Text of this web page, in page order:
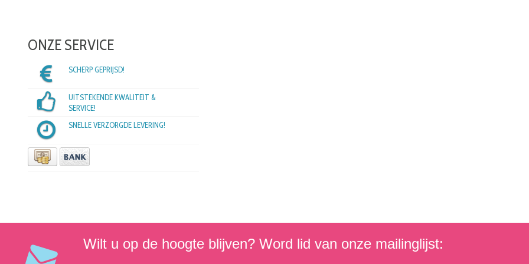
ONZE SERVICE
SCHERP GEPRIJSD!
UITSTEKENDE KWALITEIT &
SERVICE!
SNELLE VERZORGDE LEVERING!
Wilt u op de hoogte blijven? Word lid van onze mailinglijst: